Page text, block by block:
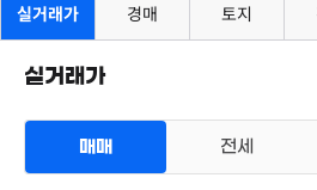
실거래가 경매 토지
실거래가
매매 전세